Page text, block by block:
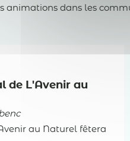
animations dans les
de L'Avenir au
au Naturel fêtera